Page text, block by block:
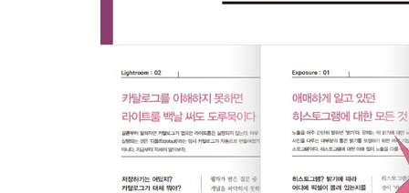
20. 작업화면 대충 훑어보기 - 현상 모듈
22. 크로핑과 회전 - 오버레이 자르기 툴
23. 보정 전후를 비교해서 볼 수 있는 비교 보기
24. 작업과정을 자동 저장하는 히스토리와 스냅숏
25. 여러 사진을 한 번에 빠르게 보정하기 - 설정 동
26. 클릭 한 번으로 라이트룸과 포토샵 오가기